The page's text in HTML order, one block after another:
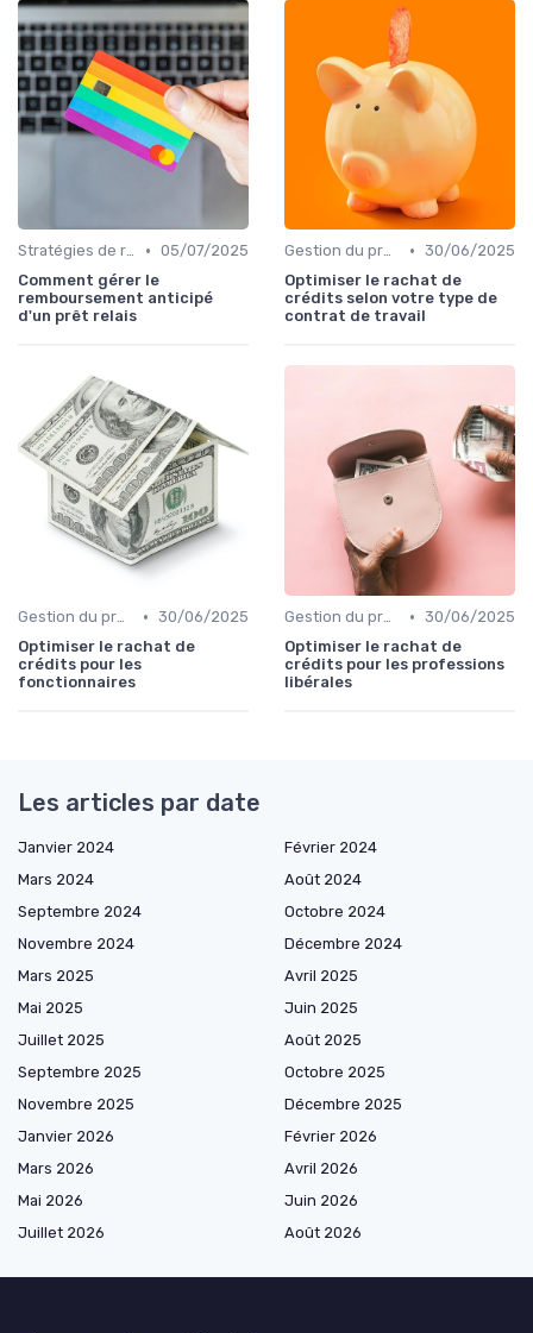
Stratégies de remboursement • 05/07/2025
Comment gérer le
remboursement anticipé
d'un prêt relais
Gestion du prêt relais avec d'autres prêts • 30/06/2025
Optimiser le rachat de
crédits selon votre type de
contrat de travail
Gestion du prêt relais avec d'autres prêts • 30/06/2025
Optimiser le rachat de
crédits pour les
fonctionnaires
Gestion du prêt relais avec d'autres prêts • 30/06/2025
Optimiser le rachat de
crédits pour les professions
libérales
Les articles par date
Janvier 2024
Février 2024
Mars 2024
Août 2024
Septembre 2024
Octobre 2024
Novembre 2024
Décembre 2024
Mars 2025
Avril 2025
Mai 2025
Juin 2025
Juillet 2025
Août 2025
Septembre 2025
Octobre 2025
Novembre 2025
Décembre 2025
Janvier 2026
Février 2026
Mars 2026
Avril 2026
Mai 2026
Juin 2026
Juillet 2026
Août 2026